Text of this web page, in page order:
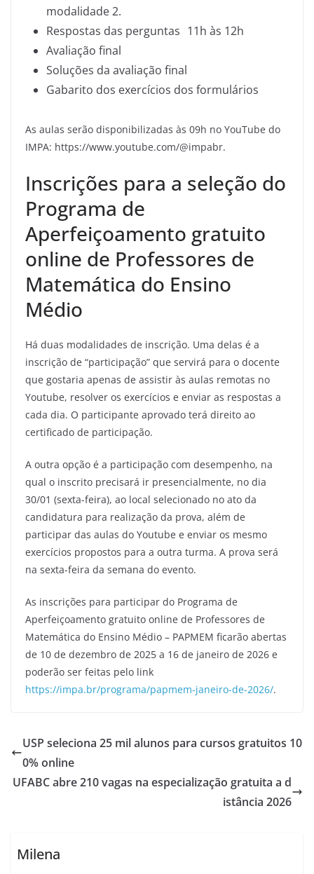
modalidade 2.
Respostas das perguntas 11h às 12h
Avaliação final
Soluções da avaliação final
Gabarito dos exercícios dos formulários
As aulas serão disponibilizadas às 09h no YouTube do
IMPA: https://www.youtube.com/@impabr.
Inscrições para a seleção do
Programa de
Aperfeiçoamento gratuito
online de Professores de
Matemática do Ensino
Médio
Há duas modalidades de inscrição. Uma delas é a
inscrição de “participação” que servirá para o docente
que gostaria apenas de assistir às aulas remotas no
Youtube, resolver os exercícios e enviar as respostas a
cada dia. O participante aprovado terá direito ao
certificado de participação.
A outra opção é a participação com desempenho, na
qual o inscrito precisará ir presencialmente, no dia
30/01 (sexta-feira), ao local selecionado no ato da
candidatura para realização da prova, além de
participar das aulas do Youtube e enviar os mesmo
exercícios propostos para a outra turma. A prova será
na sexta-feira da semana do evento.
As inscrições para participar do Programa de
Aperfeiçoamento gratuito online de Professores de
Matemática do Ensino Médio – PAPMEM ficarão abertas
de 10 de dezembro de 2025 a 16 de janeiro de 2026 e
poderão ser feitas pelo link
https://impa.br/programa/papmem-janeiro-de-2026/.
USP seleciona 25 mil alunos para cursos gratuitos 10
0% online
UFABC abre 210 vagas na especialização gratuita a d
istância 2026
Milena